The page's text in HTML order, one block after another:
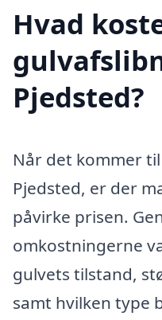
Hvad
Pjedsted?
Når det kommer
Pjedsted, er der
påvirke prisen.
omkostningerne
gulvets tilstand,
samt hvilken type